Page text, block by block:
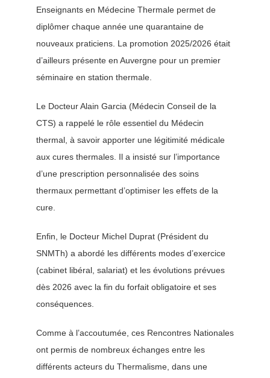
Enseignants en Médecine Thermale permet de
diplômer chaque année une quarantaine de
nouveaux praticiens. La promotion 2025/2026 était
d’ailleurs présente en Auvergne pour un premier
séminaire en station thermale.
Le Docteur Alain Garcia (Médecin Conseil de la
CTS) a rappelé le rôle essentiel du Médecin
thermal, à savoir apporter une légitimité médicale
aux cures thermales. Il a insisté sur l’importance
d’une prescription personnalisée des soins
thermaux permettant d’optimiser les effets de la
cure.
Enfin, le Docteur Michel Duprat (Président du
SNMTh) a abordé les différents modes d’exercice
(cabinet libéral, salariat) et les évolutions prévues
dès 2026 avec la fin du forfait obligatoire et ses
conséquences.
Comme à l’accoutumée, ces Rencontres Nationales
ont permis de nombreux échanges entre les
différents acteurs du Thermalisme, dans une